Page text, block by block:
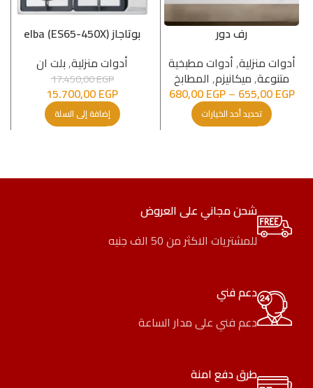
رف دور
أدوات منزلية,أدوات مطبخیة
متنوعة,میكانیزم, المطابخ
655,00EGP
–
680,00EGP
تحديد أحد الخيارات
بوتاجاز elba (ES65-450X)
أدوات منزلية,بلت ان
17.450,00EGP
15.700,00EGP
إضافة إلى السلة
شحن مجاني على العروض
للمشتريات الاكثر من 50 الف جنيه
دعم فني
دعم فني على مدار الساعة
طرق دفع امنة